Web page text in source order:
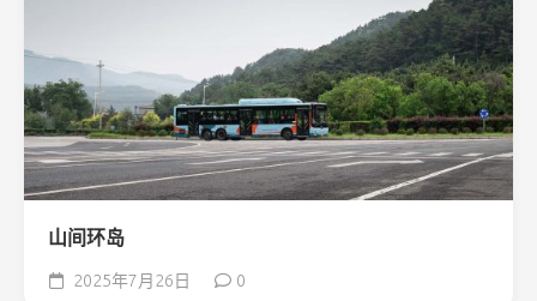
山间环岛
2025年7月26日 0